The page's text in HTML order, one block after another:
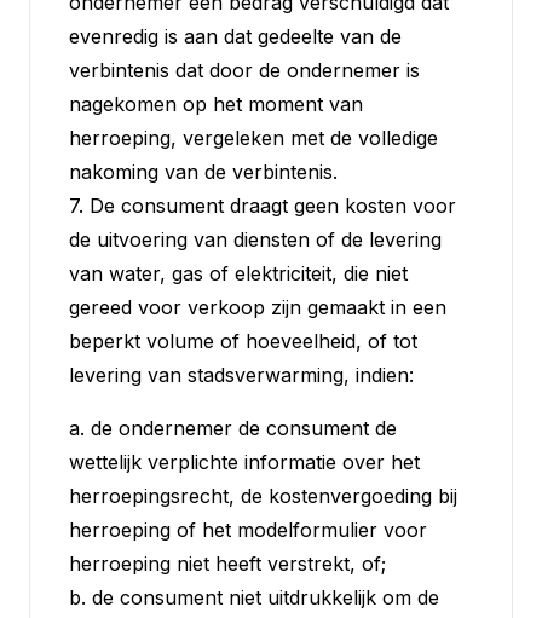
evenredig is aan dat gedeelte van de
verbintenis dat door de ondernemer is
nagekomen op het moment van
herroeping, vergeleken met de volledige
nakoming van de verbintenis.
7. De consument draagt geen kosten voor
de uitvoering van diensten of de levering
van water, gas of elektriciteit, die niet
gereed voor verkoop zijn gemaakt in een
beperkt volume of hoeveelheid, of tot
levering van stadsverwarming, indien:
a. de ondernemer de consument de
wettelijk verplichte informatie over het
herroepingsrecht, de kostenvergoeding bij
herroeping of het modelformulier voor
herroeping niet heeft verstrekt, of;
b. de consument niet uitdrukkelijk om de